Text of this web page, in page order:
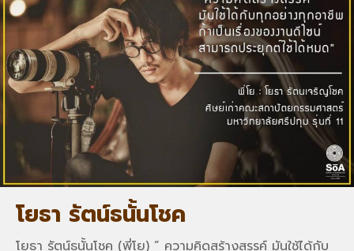
โยธา รัตน์ธนั้นโชค
โยธา รัตน์ธนั้นโชค (พี่โย) ” ความคิดสร้างสรรค์ มันใช้ได้กับ